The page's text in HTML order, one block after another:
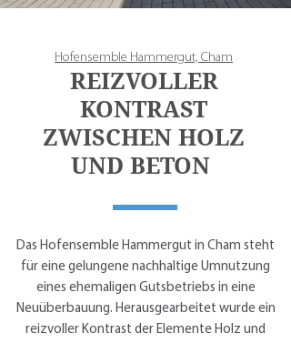
Hofensemble Hammergut, Cham
REIZVOLLER
KONTRAST
ZWISCHEN HOLZ
UND BETON
Das Hofensemble Hammergut in Cham steht
für eine gelungene nachhaltige Umnutzung
eines ehemaligen Gutsbetriebs in eine
Neuüberbauung. Herausgearbeitet wurde ein
reizvoller Kontrast der Elemente Holz und